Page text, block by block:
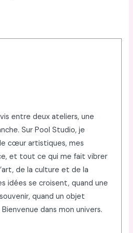
entre deux ateliers, une
Sur Pool Studio, je
cœur artistiques, mes
et tout ce qui me fait vibrer
de la culture et de la
idées se croisent, quand une
quand un objet
dans mon univers.